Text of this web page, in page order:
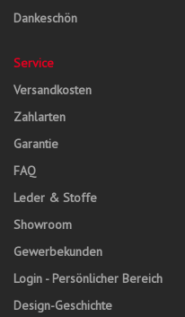
Dankeschön
Service
Versandkosten
Zahlarten
Garantie
FAQ
Leder & Stoffe
Showroom
Gewerbekunden
Login - Persönlicher Bereich
Design-Geschichte